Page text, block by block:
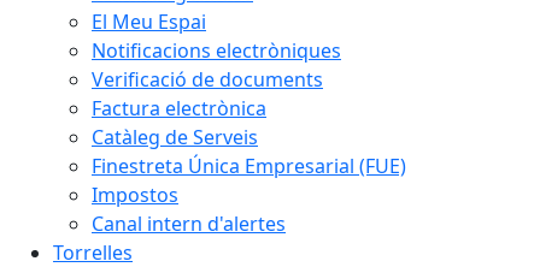
El Meu Espai
Notificacions electròniques
Verificació de documents
Factura electrònica
Catàleg de Serveis
Finestreta Única Empresarial (FUE)
Impostos
Canal intern d'alertes
Torrelles